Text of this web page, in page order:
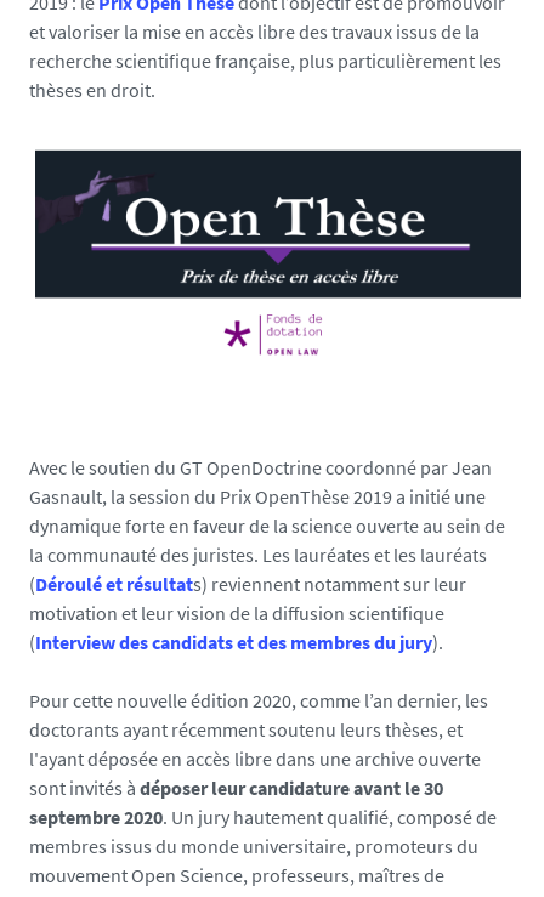
et valoriser la mise en accès libre des travaux issus de la
recherche scientifique française, plus particulièrement les
thèses en droit.
Avec le soutien du GT OpenDoctrine coordonné par Jean
Gasnault, la session du Prix OpenThèse 2019 a initié une
dynamique forte en faveur de la science ouverte au sein de
la communauté des juristes. Les lauréates et les lauréats
(Déroulé et résultats) reviennent notamment sur leur
motivation et leur vision de la diffusion scientifique
(Interview des candidats et des membres du jury).
Pour cette nouvelle édition 2020, comme l’an dernier, les
doctorants ayant récemment soutenu leurs thèses, et
l'ayant déposée en accès libre dans une archive ouverte
sont invités à déposer leur candidature avant le 30
septembre 2020. Un jury hautement qualifié, composé de
membres issus du monde universitaire, promoteurs du
mouvement Open Science, professeurs, maîtres de